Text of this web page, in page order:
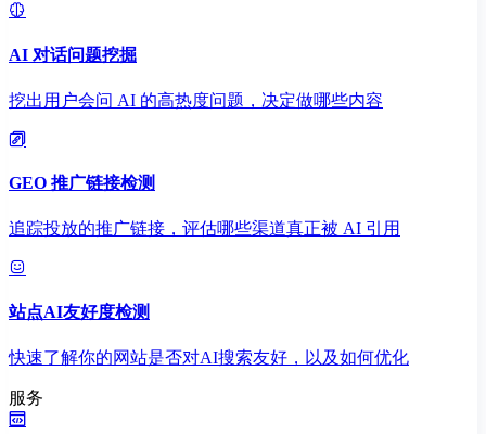
AI 对话问题挖掘
挖出用户会问 AI 的高热度问题，决定做哪些内容
GEO 推广链接检测
追踪投放的推广链接，评估哪些渠道真正被 AI 引用
站点AI友好度检测
快速了解你的网站是否对AI搜索友好，以及如何优化
服务